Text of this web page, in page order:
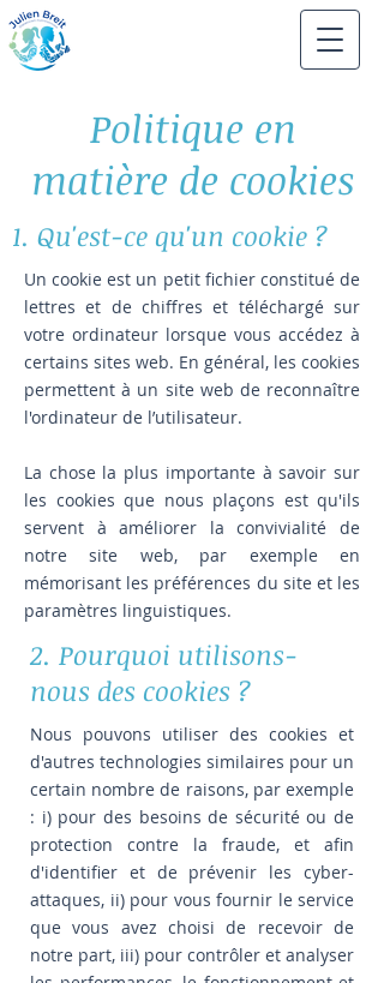
Politique en
matière de cookies
1. Qu'est-ce qu'un cookie ?
Un cookie est un petit fichier constitué de
lettres et de chiffres et téléchargé sur
votre ordinateur lorsque vous accédez à
certains sites web. En général, les cookies
permettent à un site web de reconnaître
l'ordinateur de l’utilisateur.
La chose la plus importante à savoir sur
les cookies que nous plaçons est qu'ils
servent à améliorer la convivialité de
notre site web, par exemple en
mémorisant les préférences du site et les
paramètres linguistiques.
2. Pourquoi utilisons-
nous des cookies ?
Nous pouvons utiliser des cookies et
d'autres technologies similaires pour un
certain nombre de raisons, par exemple
: i) pour des besoins de sécurité ou de
protection contre la fraude, et afin
d'identifier et de prévenir les cyber-
attaques, ii) pour vous fournir le service
que vous avez choisi de recevoir de
notre part, iii) pour contrôler et analyser